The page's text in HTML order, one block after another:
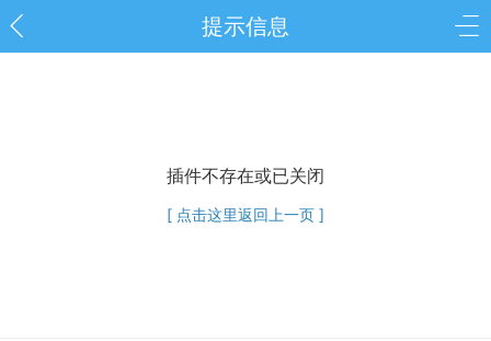
提示信息
插件不存在或已关闭
[ 点击这里返回上一页 ]